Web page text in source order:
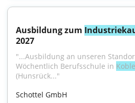
Ausbildung zum
2027
"...Ausbildung an unseren
Wöchentlich Berufsschule in
(Hunsrück..."
Schottel GmbH